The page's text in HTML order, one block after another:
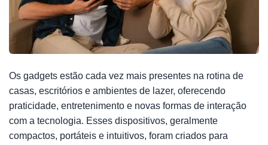
Os gadgets estão cada vez mais presentes na rotina de
casas, escritórios e ambientes de lazer, oferecendo
praticidade, entretenimento e novas formas de interação
com a tecnologia. Esses dispositivos, geralmente
compactos, portáteis e intuitivos, foram criados para